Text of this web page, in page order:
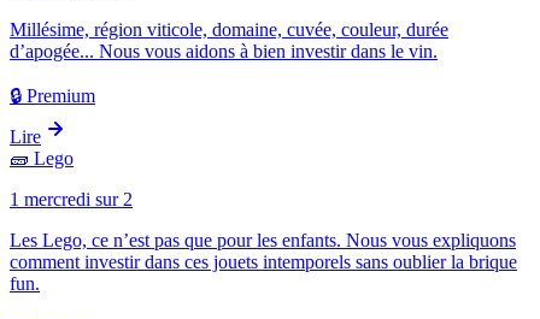
Millésime, région viticole, domaine, cuvée, couleur, durée
d’apogée... Nous vous aidons à bien investir dans le vin.
🔒 Premium
Lire
🧱 Lego
1 mercredi sur 2
Les Lego, ce n’est pas que pour les enfants. Nous vous expliquons
comment investir dans ces jouets intemporels sans oublier la brique
fun.